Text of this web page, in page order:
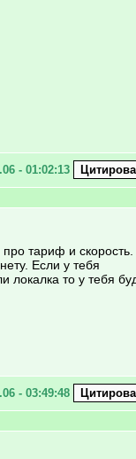
- 01:02:13
про тариф и
Если у тебя
локалка то у тебя
- 03:49:48